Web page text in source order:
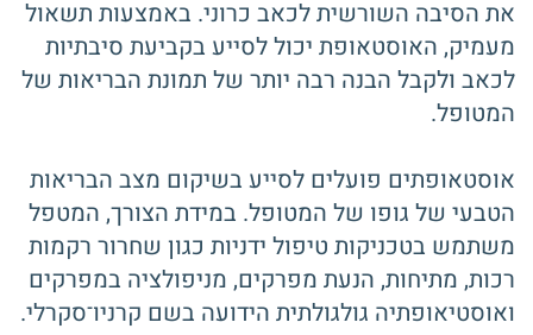
את הסיבה השורשית לכאב כרוני. באמצעות תשאול
מעמיק, האוסטאופת יכול לסייע בקביעת סיבתיות
לכאב ולקבל הבנה רבה יותר של תמונת הבריאות של
המטופל.
אוסטאופתים פועלים לסייע בשיקום מצב הבריאות
הטבעי של גופו של המטופל. במידת הצורך, המטפל
משתמש בטכניקות טיפול ידניות כגון שחרור רקמות
רכות, מתיחות, הנעת מפרקים, מניפולציה במפרקים
ואוסטיאופתיה גולגולתית הידועה בשם קרניו־סקרלי.